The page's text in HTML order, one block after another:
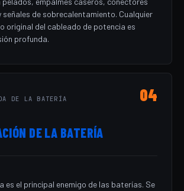
señales de sobrecalentamiento. Cualquier
original del cableado de potencia es
profunda.
DE LA BATERÍA
DE LA BATERÍA
04
es el principal enemigo de las baterías. Se